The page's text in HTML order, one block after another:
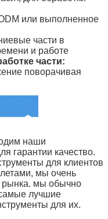
или выполненное
части в
и работе
части:
поворачивая
наши
гарантии качество.
для клиентов
мы очень
рынка. мы обычно
лучшие
для их.